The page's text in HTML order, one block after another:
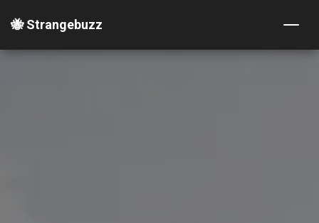
🐝 Strangebuzz